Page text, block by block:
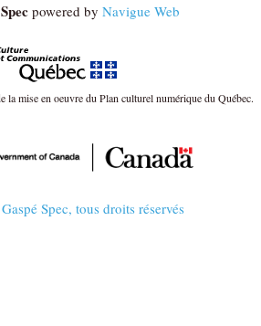
powered by Navigue Web
la mise en oeuvre du Plan culturel numérique du Québec.
Spec, tous droits réservés